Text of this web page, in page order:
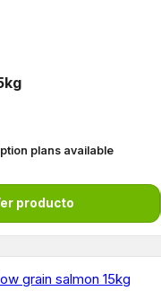
plans available
producto